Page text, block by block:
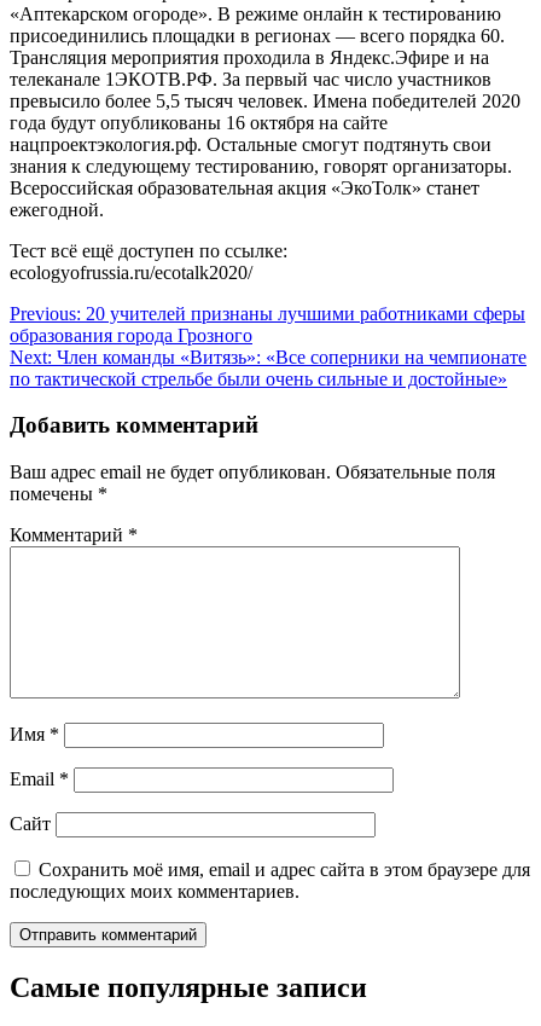
«Аптекарском огороде». В режиме онлайн к тестированию
присоединились площадки в регионах — всего порядка 60.
Трансляция мероприятия проходила в Яндекс.Эфире и на
телеканале 1ЭКОТВ.РФ. За первый час число участников
превысило более 5,5 тысяч человек. Имена победителей 2020
года будут опубликованы 16 октября на сайте
нацпроектэкология.рф. Остальные смогут подтянуть свои
знания к следующему тестированию, говорят организаторы.
Всероссийская образовательная акция «ЭкоТолк» станет
ежегодной.
Тест всё ещё доступен по ссылке:
ecologyofrussia.ru/ecotalk2020/
Навигация
по
записям
Previous: 20 учителей признаны лучшими работниками сферы
образования города Грозного
Next: Член команды «Витязь»: «Все соперники на чемпионате
по тактической стрельбе были очень сильные и достойные»
Добавить комментарий
Ваш адрес email не будет опубликован. Обязательные поля
помечены *
Комментарий *
Имя *
Email *
Сайт
Сохранить моё имя, email и адрес сайта в этом браузере для
последующих моих комментариев.
Самые популярные записи